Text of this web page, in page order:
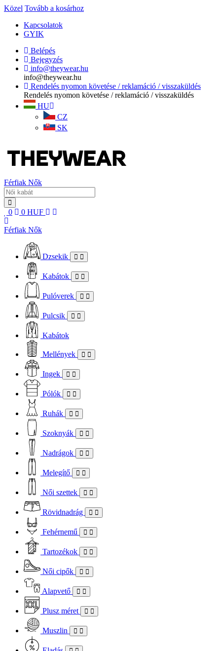
Közel Tovább a kosárhoz
Kapcsolatok
GYIK
Belépés
Bejegyzés
info@theywear.hu
info@theywear.hu
Rendelés nyomon követése / reklamáció / visszaküldés
Rendelés nyomon követése / reklamáció / visszaküldés
HU
CZ
SK
Férfiak Nők
0 0 HUF
Férfiak Nők
Dzsekik
Kabátok
Pulóverek
Pulcsik
Kabátok
Mellények
Ingek
Pólók
Ruhák
Szoknyák
Nadrágok
Melegítő
Női szettek
Rövidnadrág
Fehérnemű
Tartozékok
Női cipők
Alapvető
Plusz méret
Muszlin